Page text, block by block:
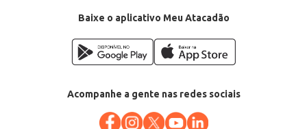
Baixe o aplicativo Meu Atacadão
Acompanhe a gente nas redes sociais